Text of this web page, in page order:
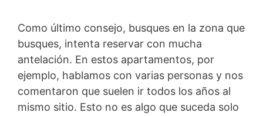
Como último consejo, busques en la zona que
busques, intenta reservar con mucha
antelación. En estos apartamentos, por
ejemplo, hablamos con varias personas y nos
comentaron que suelen ir todos los años al
mismo sitio. Esto no es algo que suceda solo